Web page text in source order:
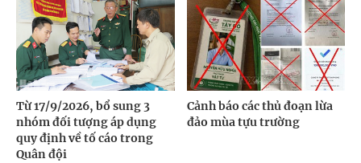
Từ 17/9/2026, bổ sung 3
nhóm đối tượng áp dụng
quy định về tố cáo trong
Quân đội
Cảnh báo các thủ đoạn lừa
đảo mùa tựu trường